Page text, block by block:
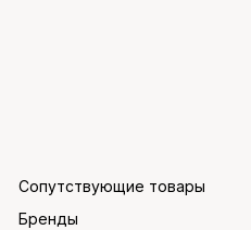
Сопутствующие товары
Бренды